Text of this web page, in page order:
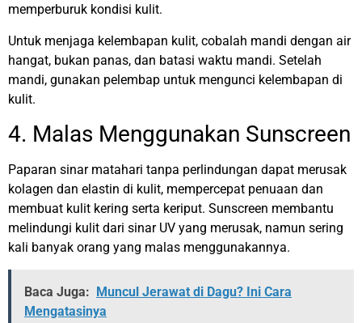
memperburuk kondisi kulit.
Untuk menjaga kelembapan kulit, cobalah mandi dengan air
hangat, bukan panas, dan batasi waktu mandi. Setelah
mandi, gunakan pelembap untuk mengunci kelembapan di
kulit.
4. Malas Menggunakan Sunscreen
Paparan sinar matahari tanpa perlindungan dapat merusak
kolagen dan elastin di kulit, mempercepat penuaan dan
membuat kulit kering serta keriput. Sunscreen membantu
melindungi kulit dari sinar UV yang merusak, namun sering
kali banyak orang yang malas menggunakannya.
Baca Juga: Muncul Jerawat di Dagu? Ini Cara
Mengatasinya